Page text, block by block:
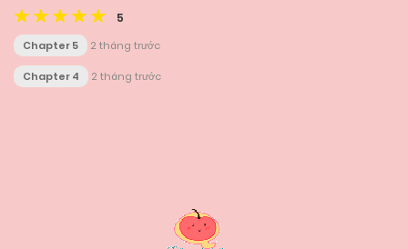
5
Chapter 5 2 tháng trước
Chapter 4 2 tháng trước